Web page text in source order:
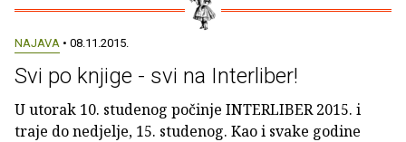
NAJAVA • 08.11.2015.
Svi po knjige - svi na Interliber!
U utorak 10. studenog počinje INTERLIBER 2015. i
traje do nedjelje, 15. studenog. Kao i svake godine